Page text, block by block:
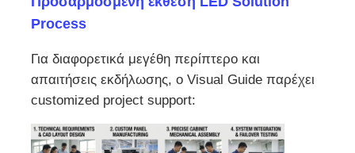
Process
Για διαφορετικά μεγέθη περίπτερο και
απαιτήσεις εκδήλωσης, ο Visual Guide παρέχει
customized project support: